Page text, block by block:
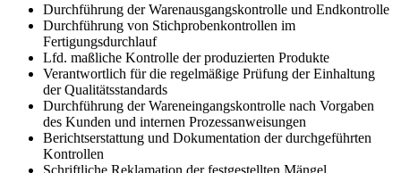
Durchführung der Warenausgangskontrolle und Endkontrolle
Durchführung von Stichprobenkontrollen im
Fertigungsdurchlauf
Lfd. maßliche Kontrolle der produzierten Produkte
Verantwortlich für die regelmäßige Prüfung der Einhaltung
der Qualitätsstandards
Durchführung der Wareneingangskontrolle nach Vorgaben
des Kunden und internen Prozessanweisungen
Berichtserstattung und Dokumentation der durchgeführten
Kontrollen